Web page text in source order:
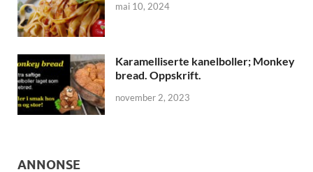
mai 10, 2024
Karamelliserte kanelboller; Monkey
bread. Oppskrift.
november 2, 2023
ANNONSE